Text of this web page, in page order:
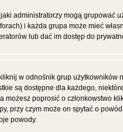
administratorzy mogą grupować
i każda grupa może mieć
lub dać im dostęp do
w odnośnik grup
są dostępne dla każdego,
możesz poprosić o członkowstwo
przy czym może on spytać o
powody.